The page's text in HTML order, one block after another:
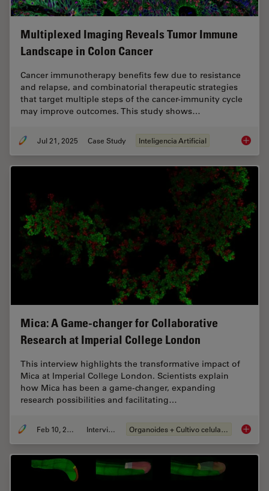
Multiplexed Imaging Reveals Tumor Immune
Landscape in Colon Cancer
Cancer immunotherapy benefits few due to resistance
and relapse, and combinatorial therapeutic strategies
that target multiple steps of the cancer-immunity cycle
may improve outcomes. This study shows…
Jul 21, 2025 Case Study Inteligencia Artificial
Mica: A Game-changer for Collaborative
Research at Imperial College London
This interview highlights the transformative impact of
Mica at Imperial College London. Scientists explain
how Mica has been a game-changer, expanding
research possibilities and facilitating…
Feb 10, 2025 Interview Organoides + Cultivo celular 3D Mica: A